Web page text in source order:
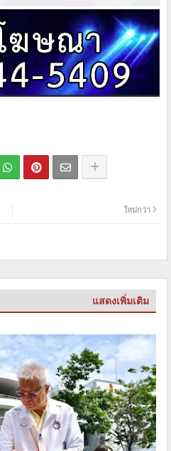
ใหม่กว่า
แสดงเพิ่มเติม